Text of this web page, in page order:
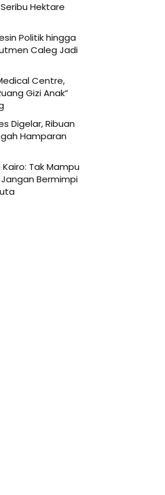
Hektare
Politik hingga
Caleg Jadi
Centre,
Gizi Anak”
Digelar, Ribuan
Hamparan
Tak Mampu
Bermimpi